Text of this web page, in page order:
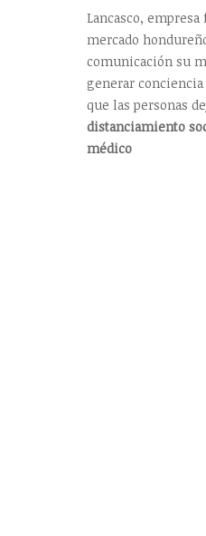
Lancasco,
mercado
comunicación su
generar
que las personas
distanciamiento
médico